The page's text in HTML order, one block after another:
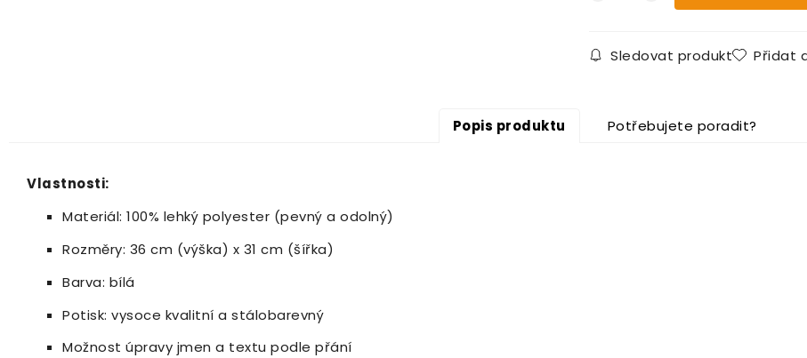
Sledovat produkt Přidat
Popis produktu Potřebujete poradit?
Vlastnosti:
Materiál: 100% lehký polyester (pevný a odolný)
Rozměry: 36 cm (výška) x 31 cm (šířka)
Barva: bílá
Potisk: vysoce kvalitní a stálobarevný
Možnost úpravy jmen a textu podle přání